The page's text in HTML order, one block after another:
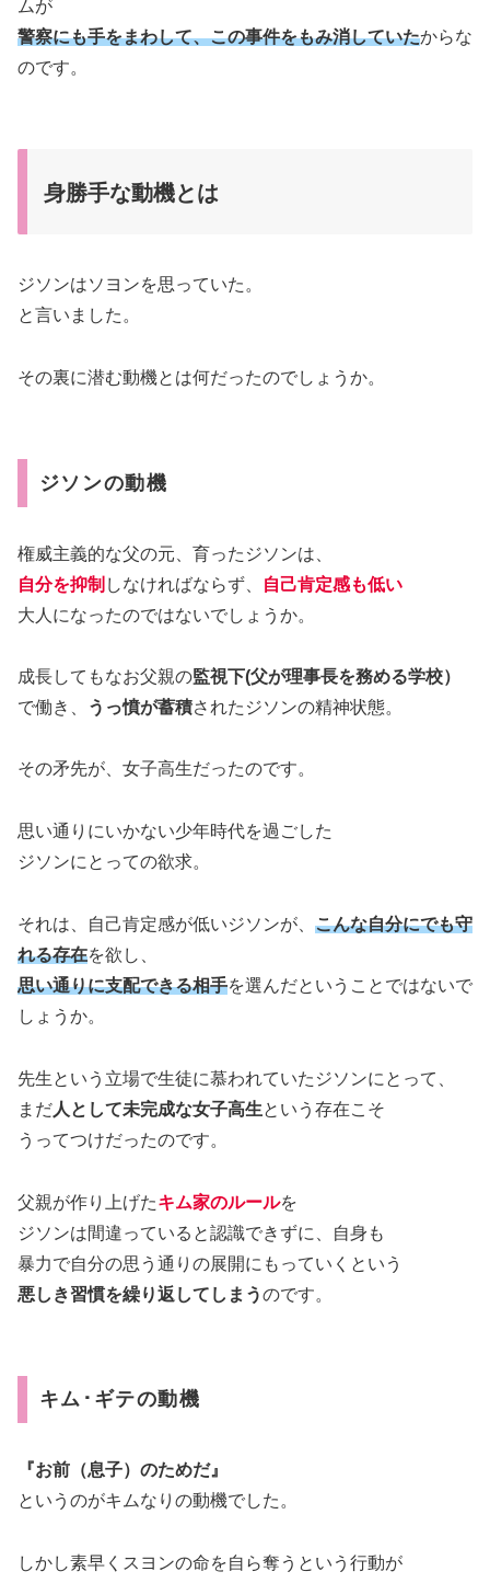
ムが
警察にも手をまわして、この事件をもみ消していたからな
のです。
身勝手な動機とは
ジソンはソヨンを思っていた。
と言いました。
その裏に潜む動機とは何だったのでしょうか。
ジソンの動機
権威主義的な父の元、育ったジソンは、
自分を抑制 しなければならず、
自己肯定感も低い
大人になったのではないでしょうか。
成長してもなお父親の監視下(父が理事長を務める学校）
で働き、
うっ憤が蓄積されたジソンの精神状態。
その矛先が、女子高生だったのです。
思い通りにいかない少年時代を過ごした
ジソンにとっての欲求。
それは、自己肯定感が低いジソンが、 こんな自分にでも守
れる存在を欲し、
思い通りに支配できる相手を選んだということではないで
しょうか。
先生という立場で生徒に慕われていたジソンにとって、
まだ人として未完成な女子高生という存在こそ
うってつけだったのです。
父親が作り上げたキム家のルールを
ジソンは間違っていると認識できずに、自身も
暴力で自分の思う通りの展開にもっていくという
悪しき習慣を繰り返してしまうのです。
キム･ギテの動機
『お前（息子）のためだ』
というのがキムなりの動機でした。
しかし素早くスヨンの命を自ら奪うという行動が